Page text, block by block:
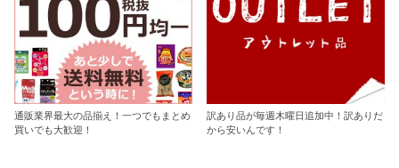
通販業界最大の品揃え！一つでもまとめ
買いでも大歓迎！
訳あり品が毎週木曜日追加中！訳ありだ
から安いんです！